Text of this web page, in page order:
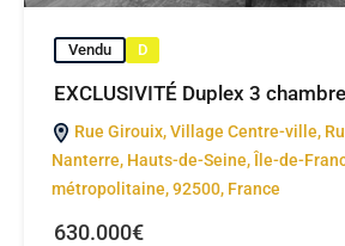
Vendu D
EXCLUSIVITÉ Duplex 3
Rue Girouix, Village Centre-ville,
Nanterre, Hauts-de-Seine, Île-de-
métropolitaine, 92500, France
630.000€